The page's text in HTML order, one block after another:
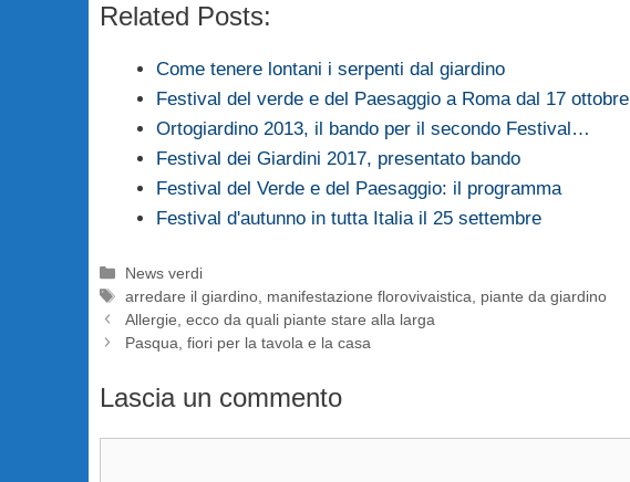
Related Posts:
Come tenere lontani i serpenti dal giardino
Festival del verde e del Paesaggio a Roma dal 17 ottobre
Ortogiardino 2013, il bando per il secondo Festival…
Festival dei Giardini 2017, presentato bando
Festival del Verde e del Paesaggio: il programma
Festival d'autunno in tutta Italia il 25 settembre
Categorie
News verdi
Tag
arredare il giardino, manifestazione florovivaistica
piante da giardino
Allergie, ecco da quali piante stare alla larga
Pasqua, fiori per la tavola e la casa
Lascia un commento